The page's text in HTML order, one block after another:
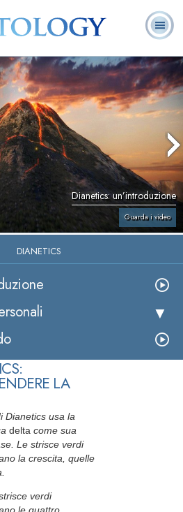
Ministri
Volontari
Domande
ricorrenti
Dianetics: un’introduzione
Guarda i video
DIANETICS
LA
Dianetics usa la
delta come sua
Le strisce verdi
la crescita, quelle
verdi